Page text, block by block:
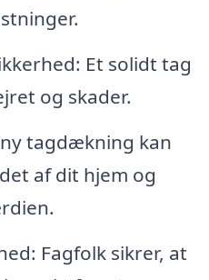
Et solidt tag
og skader.
tagdækning kan
af dit hjem og
Fagfolk sikrer, at